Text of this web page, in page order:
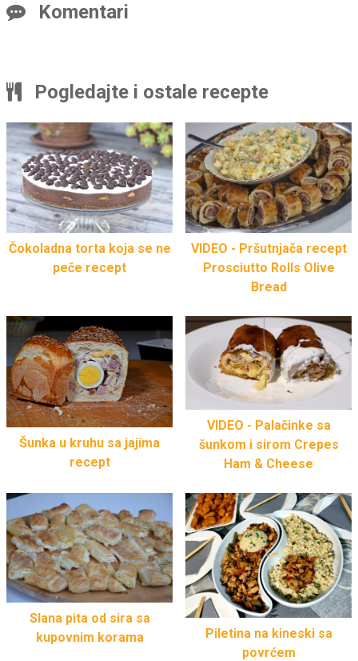
Komentari
Pogledajte i ostale recepte
Čokoladna torta koja se ne
peče recept
VIDEO - Pršutnjača recept
Prosciutto Rolls Olive
Bread
Šunka u kruhu sa jajima
recept
VIDEO - Palačinke sa
šunkom i sirom Crepes
Ham & Cheese
Slana pita od sira sa
kupovnim korama
Piletina na kineski sa
povrćem